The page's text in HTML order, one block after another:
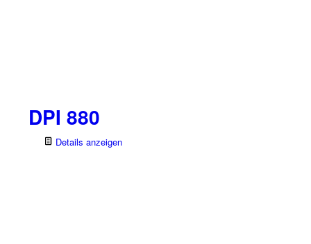
DPI 880
Details anzeigen